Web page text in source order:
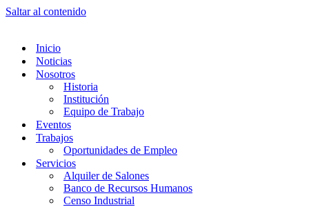
Saltar al contenido
Inicio
Noticias
Nosotros
Historia
Institución
Equipo de Trabajo
Eventos
Trabajos
Oportunidades de Empleo
Servicios
Alquiler de Salones
Banco de Recursos Humanos
Censo Industrial